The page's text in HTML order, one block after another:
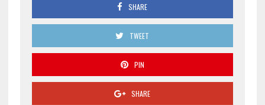
SHARE
TWEET
PIN
SHARE